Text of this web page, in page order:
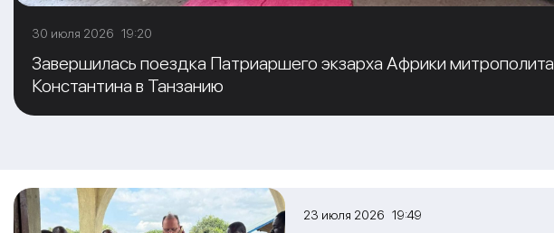
30 июля 2026 19:20
Завершилась поездка Патриаршего экзарха Африки митрополита
Константина в Танзанию
23 июля 2026 19:49